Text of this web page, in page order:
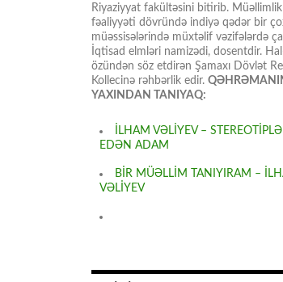
Riyaziyyat fakültəsini bitirib.
fəaliyyəti dövründə indiyə qədər bir
müəssisələrində müxtəlif vəzifələrdə
İqtisad elmləri namizədi, dosentdir.
özündən söz etdirən Şamaxı Dövlət
Kollecinə rəhbərlik edir.
YAXINDAN TANIYAQ:
İLHAM VƏLİYEV –
EDƏN ADAM
BİR MÜƏLLİM TANIYIRAM –
VƏLİYEV